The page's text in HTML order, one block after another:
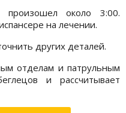
около 3:00.
на лечении.
других деталей.
отделам и патрульным
и рассчитывает